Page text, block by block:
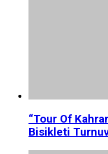
“Tour Of
Bisikleti